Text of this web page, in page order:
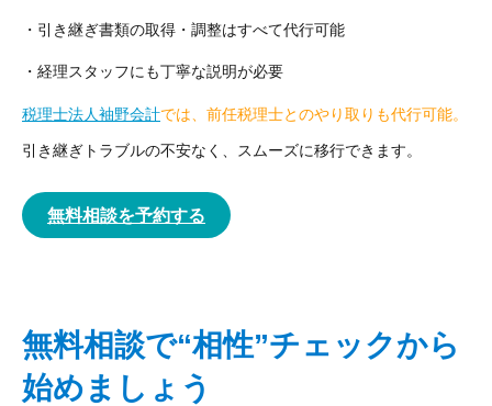
・引き継ぎ書類の取得・調整はすべて代行可能
・経理スタッフにも丁寧な説明が必要
税理士法人袖野会計では、前任税理士とのやり取りも代行可能。
引き継ぎトラブルの不安なく、スムーズに移行できます。
無料相談を予約する
無料相談で“相性”チェックから
始めましょう